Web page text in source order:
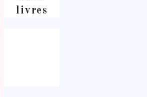
livres